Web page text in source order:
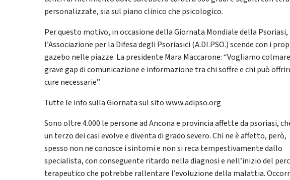
personalizzate, sia sul piano clinico che psicologico.
Per questo motivo, in occasione della Giornata Mondiale della Psoriasi,
l’Associazione per la Difesa degli Psoriasici (A.DI.PSO.) scende con i
gazebo nelle piazze. La presidente Mara Maccarone: “Vogliamo
grave gap di comunicazione e informazione tra chi soffre e chi può
cure necessarie”.
Tutte le info sulla Giornata sul sito www.adipso.org
Sono oltre 4.000 le persone ad Ancona e provincia affette da psoriasi,
un terzo dei casi evolve e diventa di grado severo. Chi ne è affetto, però,
spesso non ne conosce i sintomi e non si reca tempestivamente dallo
specialista, con conseguente ritardo nella diagnosi e nell’inizio del
terapeutico che potrebbe rallentare l’evoluzione della malattia.